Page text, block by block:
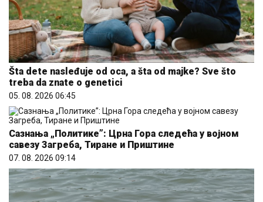
Šta dete nasleđuje od oca, a šta od majke? Sve što
treba da znate o genetici
05. 08. 2026 06:45
Сазнања „Политике”: Црна Гора следећа у војном
савезу Загреба, Тиране и Приштине
07. 08. 2026 09:14